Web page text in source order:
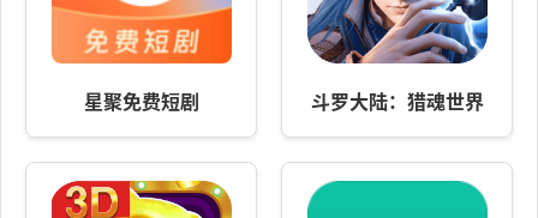
星聚免费短剧 斗罗大陆：猎魂世界